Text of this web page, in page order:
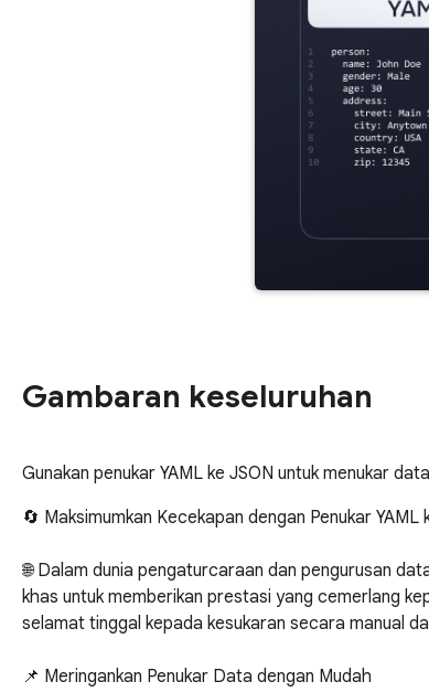
Gambaran keseluruhan
Gunakan penukar YAML ke JSON untuk menukar
🔄 Maksimumkan Kecekapan dengan Penukar
🌐 Dalam dunia pengaturcaraan dan pengurusan
khas untuk memberikan prestasi yang cemerlang
selamat tinggal kepada kesukaran secara manual
📌 Meringankan Penukar Data dengan Mudah